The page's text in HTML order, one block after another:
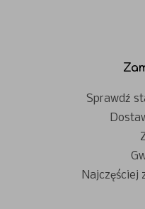
Sprawdź
Najczęściej